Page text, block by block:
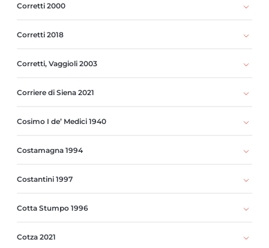
Corretti 2000
Corretti 2018
Corretti, Vaggioli 2003
Corriere di Siena 2021
Cosimo I de’ Medici 1940
Costamagna 1994
Costantini 1997
Cotta Stumpo 1996
Cotza 2021